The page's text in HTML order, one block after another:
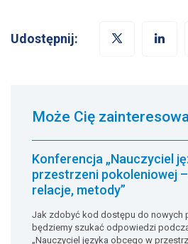
Udostępnij:
Może Cię
Konferencja „Nauczyciel
przestrzeni pokoleniowej
relacje, metody”
Jak zdobyć kod dostępu do nowych
będziemy szukać odpowiedzi
„Nauczyciel języka obcego w